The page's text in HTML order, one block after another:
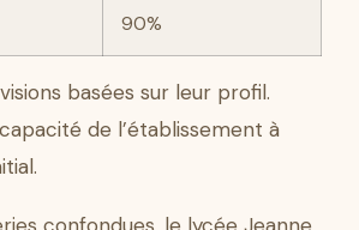
90%
basées sur leur profil.
de l’établissement à